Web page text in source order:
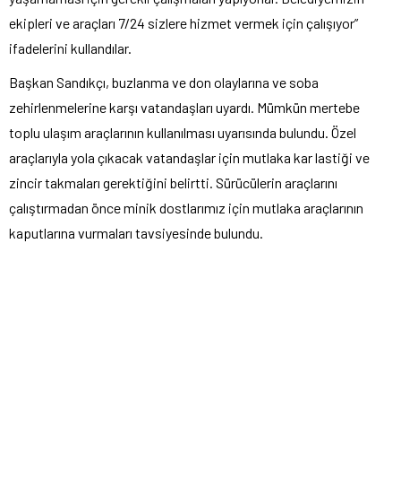
ekipleri ve araçları 7/24 sizlere hizmet vermek için çalışıyor”
ifadelerini kullandılar.
Başkan Sandıkçı, buzlanma ve don olaylarına ve soba
zehirlenmelerine karşı vatandaşları uyardı. Mümkün mertebe
toplu ulaşım araçlarının kullanılması uyarısında bulundu. Özel
araçlarıyla yola çıkacak vatandaşlar için mutlaka kar lastiği ve
zincir takmaları gerektiğini belirtti. Sürücülerin araçlarını
çalıştırmadan önce minik dostlarımız için mutlaka araçlarının
kaputlarına vurmaları tavsiyesinde bulundu.